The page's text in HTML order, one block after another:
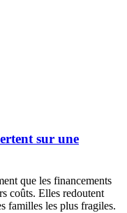
sur une
que les financements
coûts. Elles redoutent
familles les plus fragiles.